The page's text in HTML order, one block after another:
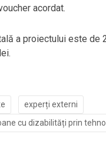
acordat.
a proiectului este de
experți externi
cu dizabilități prin